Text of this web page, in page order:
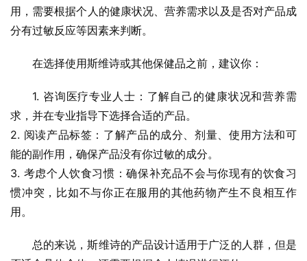
用，需要根据个人的健康状况、营养需求以及是否对产品成
分有过敏反应等因素来判断。
在选择使用斯维诗或其他保健品之前，建议你：
1. 咨询医疗专业人士：了解自己的健康状况和营养需
求，并在专业指导下选择合适的产品。
2. 阅读产品标签：了解产品的成分、剂量、使用方法和可
能的副作用，确保产品没有你过敏的成分。
3. 考虑个人饮食习惯：确保补充品不会与你现有的饮食习
惯冲突，比如不与你正在服用的其他药物产生不良相互作
用。
总的来说，斯维诗的产品设计适用于广泛的人群，但是